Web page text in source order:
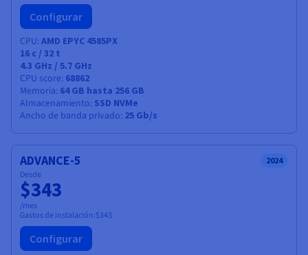
Configurar
CPU AMD EPYC 4585PX
16 c / 32 t
4.3 GHz / 5.7 GHz
CPU score 68862
Memoria 64 GB hasta 256 GB
Almacenamiento SSD NVMe
Ancho de banda privado 25 Gb/s
ADVANCE-5 2024
Desde
$343
/mes
Gastos de instalación:$343
Configurar